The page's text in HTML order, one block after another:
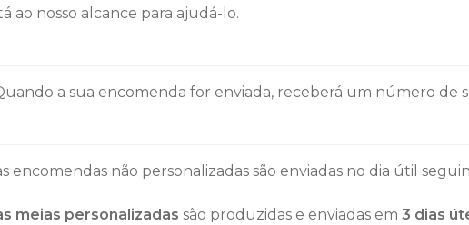
ao nosso alcance para ajudá-lo.
a sua encomenda for enviada, receberá um número de
encomendas não personalizadas são enviadas no dia útil
meias personalizadas são produzidas e enviadas em 3 dias